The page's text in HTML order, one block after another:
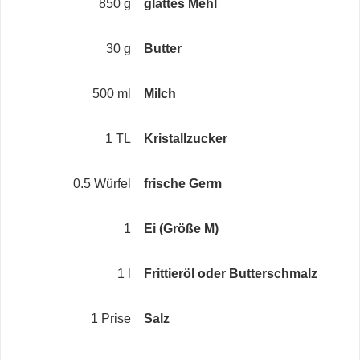
850 g glattes Mehl
30 g Butter
500 ml Milch
1 TL Kristallzucker
0.5 Würfel frische Germ
1 Ei (Größe M)
1 l Frittieröl oder Butterschmalz
1 Prise Salz